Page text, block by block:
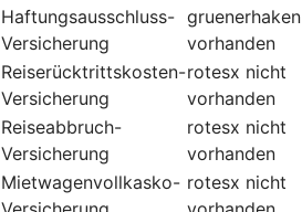
Haftungsausschluss-
Versicherung
gruenerhaken
vorhanden
Reiserücktrittskosten-
Versicherung
rotesx nicht
vorhanden
Reiseabbruch-
Versicherung
rotesx nicht
vorhanden
Mietwagenvollkasko- rotesx nicht